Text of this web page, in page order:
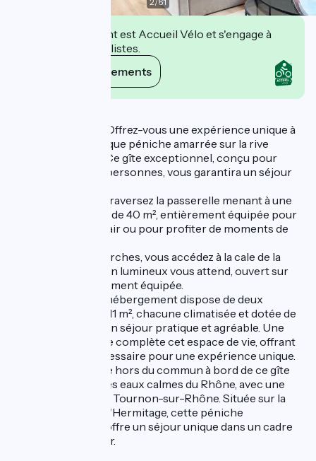
Cet établissement est Accueil Vélo et s'engage à
accueillir des cyclistes.
Voir ses engagements
Gîte insolite rare ! Offrez-vous une expérience unique à
bord d'une magnifique péniche amarrée sur la rive
gauche du Rhône. Ce gîte exceptionnel, conçu pour
accueillir jusqu'à 4 personnes, vous garantira un séjour
Dès votre arrivée, traversez la passerelle menant à une
spacieuse terrasse de 40 m², entièrement équipée pour
vos repas en plein air ou pour profiter de moments de
Après quelques marches, vous accédez à la cale de la
péniche; où un salon lumineux vous attend, ouvert sur
une cuisine entièrement équipée.
Au même niveau, l'hébergement dispose de deux
chambres de 10 et 11 m², chacune climatisée et dotée de
rangements pour un séjour pratique et agréable. Une
salle d'eau moderne complète cet espace de vie, offrant
tout le confort nécessaire pour une expérience unique.
Vivez une escapade hors du commun à bord de ce gîte
flottant niché sur les eaux calmes du Rhône, avec une
vue imprenable sur Tournon-sur-Rhône. Située sur la
rive gauche, à Tain l'Hermitage, cette péniche
réaménagée vous offre un séjour unique dans un cadre
apaisant et singulier.